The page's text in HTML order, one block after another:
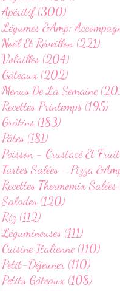
Apéritif (300)
Légumes &Amp;
Noël Et Réveillon (221)
Volailles (204)
Gâteaux (202)
Menus De La Semaine
Recettes Printemps (195)
Grâtins (183)
Pâtes (181)
Poisson - Crustacé Et
Tartes Salées - Pizza
Recettes Thermomix
Salades (120)
Riz (112)
Légumineuses (111)
Cuisine Italienne (110)
Petit-Déjeuner (110)
Petits Gâteaux (108)